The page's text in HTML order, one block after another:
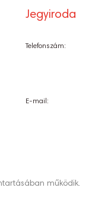
Jegyiroda
Telefonszám:
E-mail:
működik.